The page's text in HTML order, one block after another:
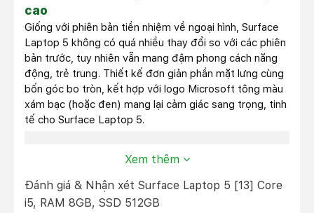
cao
Giống với phiên bản tiền nhiệm về ngoại hình, Surface
Laptop 5 không có quá nhiều thay đổi so với các phiên
bản trước, tuy nhiên vẫn mang đậm phong cách năng
động, trẻ trung. Thiết kế đơn giản phần mặt lưng cùng
bốn góc bo tròn, kết hợp với logo Microsoft tông màu
xám bạc (hoặc đen) mang lại cảm giác sang trọng, tinh
tế cho Surface Laptop 5.
Xem thêm
Đánh giá & Nhận xét Surface Laptop 5 [13] Core
i5, RAM 8GB, SSD 512GB